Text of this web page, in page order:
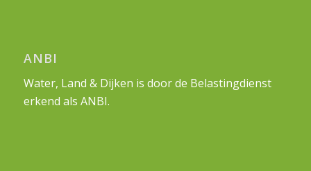
ANBI
Water, Land & Dijken is door de Belastingdienst
erkend als ANBI.